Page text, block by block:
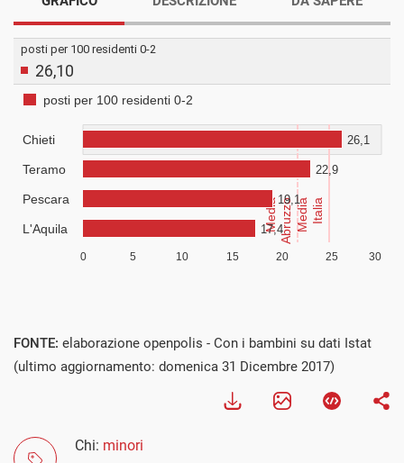
FONTE: elaborazione openpolis - Con i bambini su dati Istat
(ultimo aggiornamento: domenica 31 Dicembre 2017)
Chi: minori